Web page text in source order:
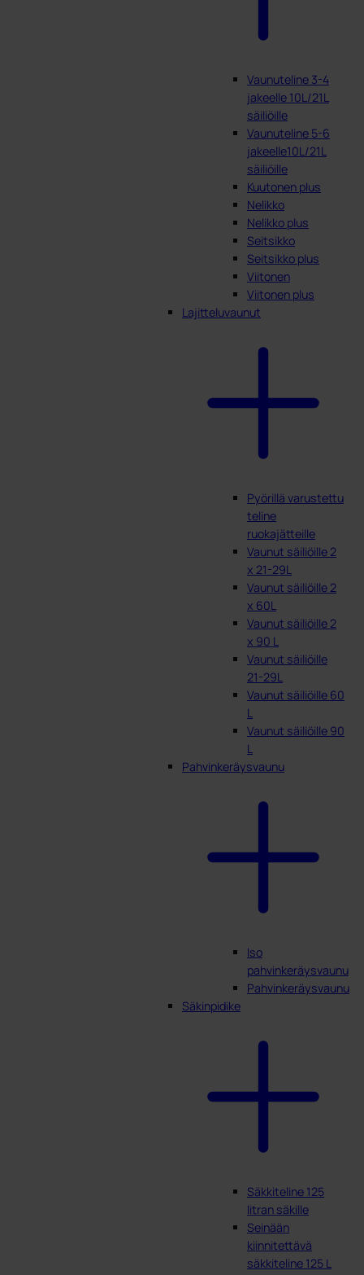
Vaunuteline 3-4
jakeelle 10L/21L
säiliöille
Vaunuteline 5-6
jakeelle10L/21L
säiliöille
Kuutonen plus
Nelikko
Nelikko plus
Seitsikko
Seitsikko plus
Viitonen
Viitonen plus
Lajitteluvaunut
Pyörillä varustettu
teline
ruokajätteille
Vaunut säiliöille 2
x 21-29L
Vaunut säiliöille 2
x 60L
Vaunut säiliöille 2
x 90 L
Vaunut säiliöille
21-29L
Vaunut säiliöille 60
L
Vaunut säiliöille 90
L
Pahvinkeräysvaunu
Iso
pahvinkeräysvaunu
Pahvinkeräysvaunu
Säkinpidike
Säkkiteline 125
litran säkille
Seinään
kiinnitettävä
säkkiteline 125 L